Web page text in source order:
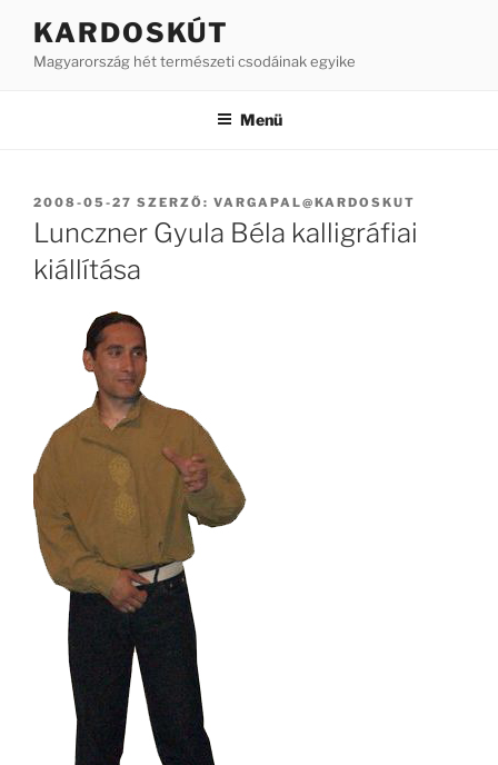
KARDOSKÚT
Magyarország hét természeti csodáinak egyike
Menü
BEKÜLDVE:
2008-05-27 SZERZŐ: VARGAPAL@KARDOSKUT
Lunczner Gyula Béla kalligráfiai
kiállítása